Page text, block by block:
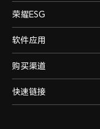
荣耀ESG
软件应用
购买渠道
快速链接